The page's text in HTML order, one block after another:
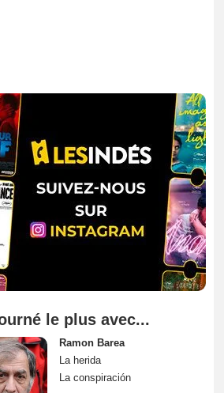
le plus avec...
Ramon Barea
La herida
La conspiración